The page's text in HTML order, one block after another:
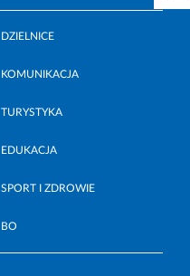
DZIELNICE
KOMUNIKACJA
TURYSTYKA
EDUKACJA
SPORT I ZDROWIE
BO